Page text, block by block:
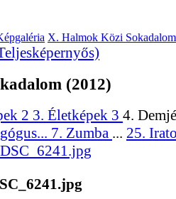
X. Halmok Közi
(2012)
2 3. Életképek 3 4.
7. Zumba ... 25.